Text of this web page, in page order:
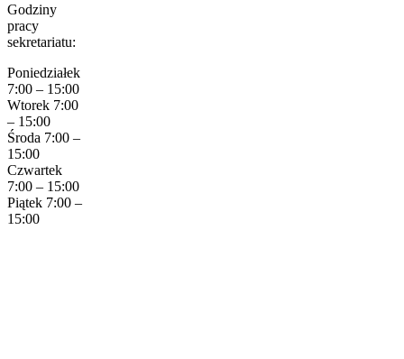
Godziny
pracy
sekretariatu:
Poniedziałek
7:00 – 15:00
Wtorek 7:00
– 15:00
Środa 7:00 –
15:00
Czwartek
7:00 – 15:00
Piątek 7:00 –
15:00